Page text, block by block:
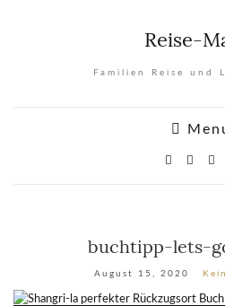
Reise-
Familien Reise und
buchtipp-lets-
August 15, 2020